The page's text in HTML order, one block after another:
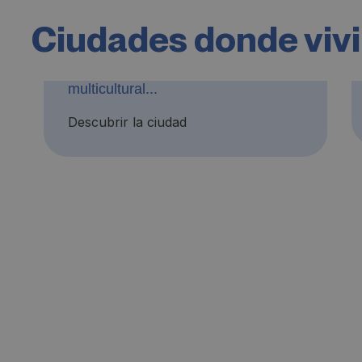
Ciudades donde
Una ciudad llena de planes, eventos
multicultural...
Descubrir la ciudad